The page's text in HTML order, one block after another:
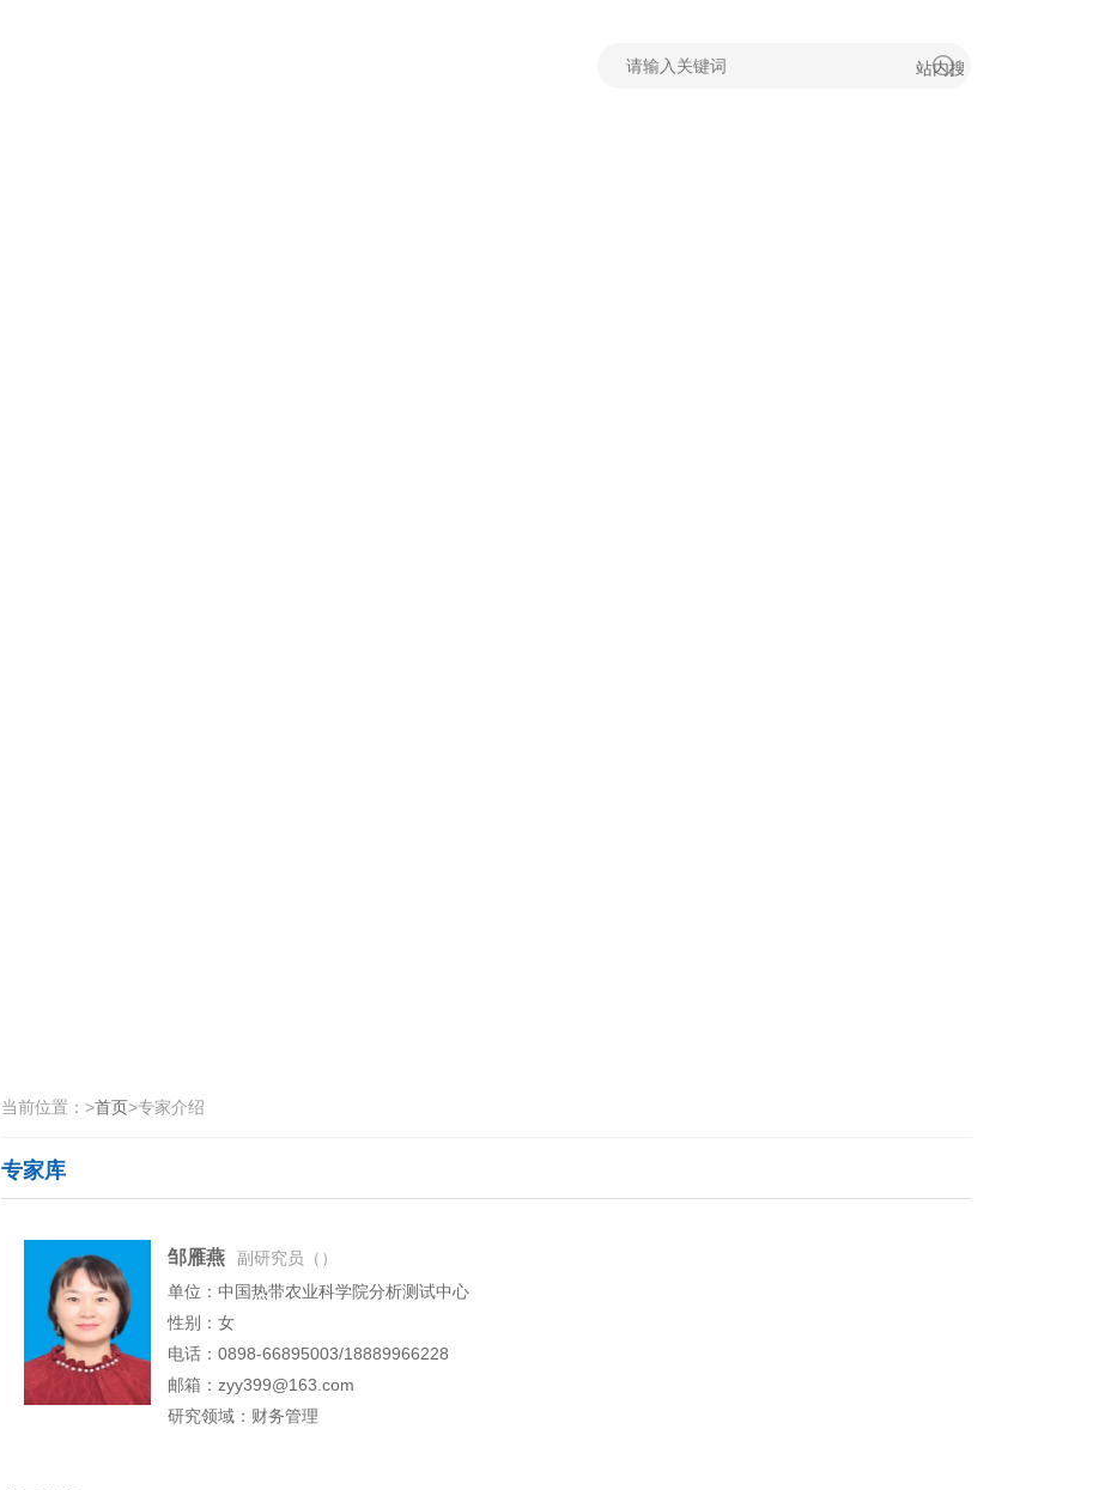
当前位置： >首页>专家介绍
专家库
邹雁燕
副研究员（）
单位：中国热带农业科学院分析测试中心
性别：女
电话：0898-66895003/18889966228
邮箱：zyy399@163.com
研究领域：财务管理